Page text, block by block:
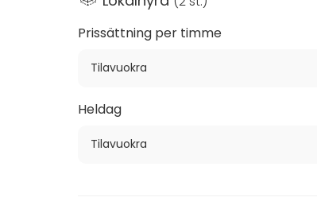
Prissättning per timme
Tilavuokra
Heldag
Tilavuokra